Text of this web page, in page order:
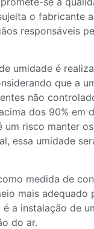
o fabricante
responsáveis
umidade é
que a
não
dos 90% em
um risco manter
essa umidade
medida de
mais adequado
é a instalação de
do ar.